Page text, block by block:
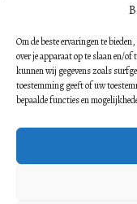
Om de beste ervaringen te
over je apparaat op te slaan en/
kunnen wij gegevens zoals
toestemming geeft of uw
bepaalde functies en
RSIN
RSIN Stiching